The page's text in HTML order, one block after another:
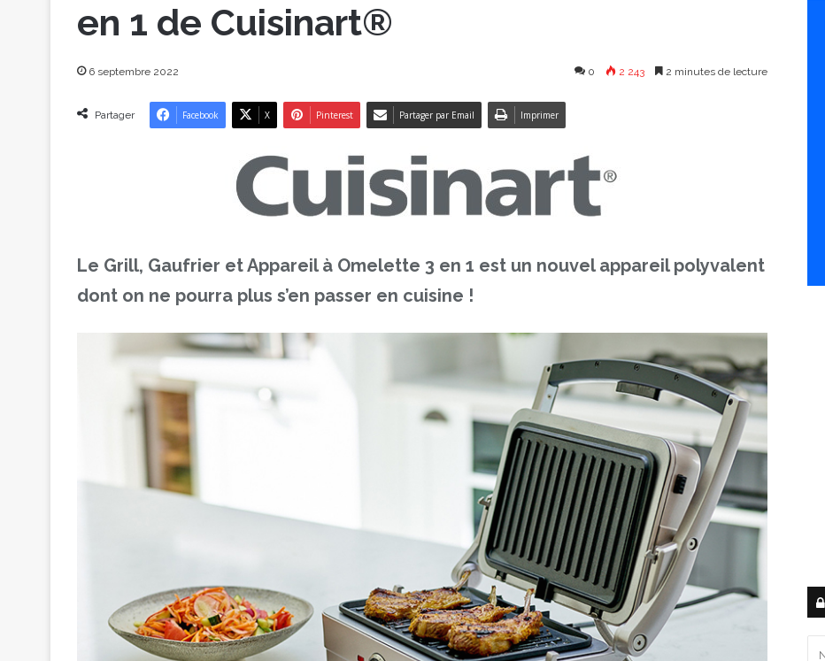
en 1 de Cuisinart®
6 septembre 2022 0 2 243 2 minutes de lecture
Partager Facebook X Pinterest Partager par Email Imprimer
Le Grill, Gaufrier et Appareil à Omelette 3 en 1 est un nouvel appareil polyvalent
dont on ne pourra plus s’en passer en cuisine !